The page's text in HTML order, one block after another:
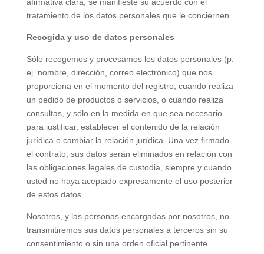
tratamiento de los datos personales que le conciernen.
Recogida y uso de datos personales
Sólo recogemos y procesamos los datos personales (p.
ej. nombre, dirección, correo electrónico) que nos
proporciona en el momento del registro, cuando realiza
un pedido de productos o servicios, o cuando realiza
consultas, y sólo en la medida en que sea necesario
para justificar, establecer el contenido de la relación
jurídica o cambiar la relación jurídica. Una vez firmado
el contrato, sus datos serán eliminados en relación con
las obligaciones legales de custodia, siempre y cuando
usted no haya aceptado expresamente el uso posterior
de estos datos.
Nosotros, y las personas encargadas por nosotros, no
transmitiremos sus datos personales a terceros sin su
consentimiento o sin una orden oficial pertinente.